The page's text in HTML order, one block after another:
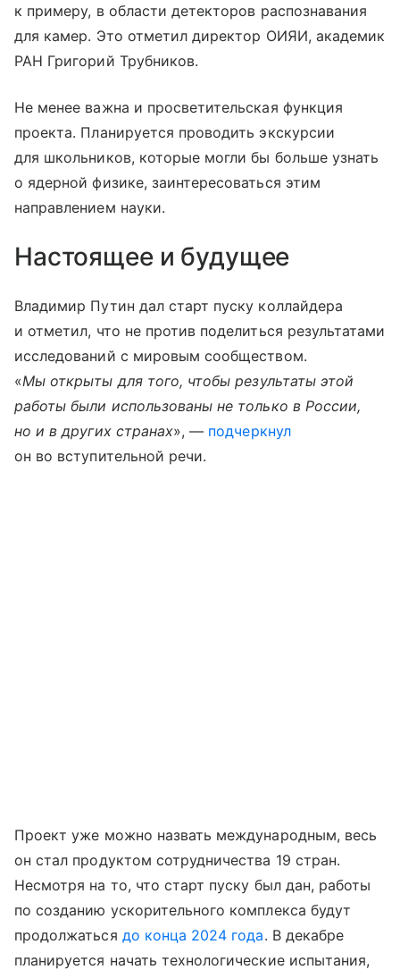
к примеру, в области детекторов распознавания
для камер. Это отметил директор ОИЯИ, академик
РАН Григорий Трубников.
Не менее важна и просветительская функция
проекта. Планируется проводить экскурсии
для школьников, которые могли бы больше узнать
о ядерной физике, заинтересоваться этим
направлением науки.
Настоящее и будущее
Владимир Путин дал старт пуску коллайдера
и отметил, что не против поделиться результатами
исследований с мировым сообществом.
«Мы открыты для того, чтобы результаты этой
работы были использованы не только в России,
но и в других странах», — подчеркнул
он во вступительной речи.
Проект уже можно назвать международным, весь
он стал продуктом сотрудничества 19 стран.
Несмотря на то, что старт пуску был дан, работы
по созданию ускорительного комплекса будут
продолжаться до конца 2024 года. В декабре
планируется начать технологические испытания,